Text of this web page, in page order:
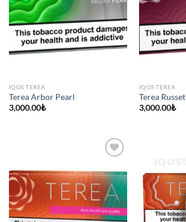
IQOS TEREA
Terea Arbor Pearl
3,000.00₺
IQOS TEREA
Terea Russet
3,000.00₺